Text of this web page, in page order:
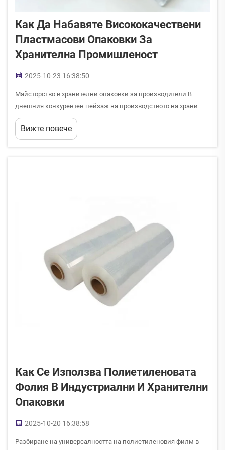
Как Да Набавяте Висококачествени
Пластмасови Опаковки За
Хранителна Промишленост
2025-10-23 16:38:50
Майсторство в хранителни опаковки за производители В
днешния конкурентен пейзаж на производството на храни
изборът на подходящи пластмасови опаковки може да
определи успеха на вашия продукт. Тези съществени
Вижте повече
Как Се Използва Полиетиленовата
Фолия В Индустриални И Хранителни
Опаковки
2025-10-20 16:38:58
Разбиране на универсалността на полиетиленовия филм в